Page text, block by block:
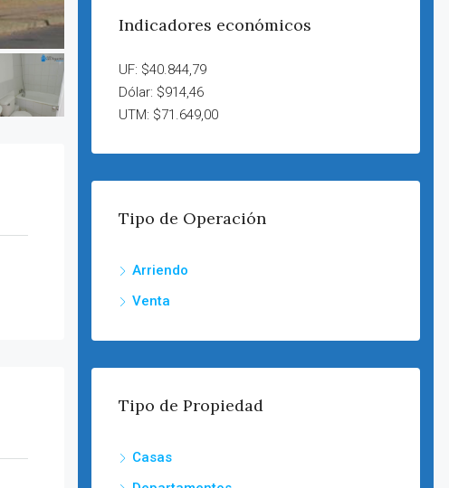
Indicadores económicos
UF: $40.844,79
Dólar: $914,46
UTM: $71.649,00
Tipo de Operación
Arriendo
Venta
Tipo de Propiedad
Casas